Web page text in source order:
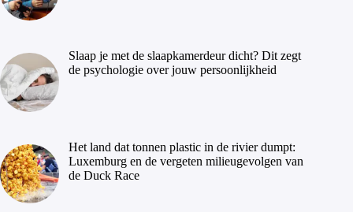
Slaap je met de slaapkamerdeur dicht? Dit zegt
de psychologie over jouw persoonlijkheid
Het land dat tonnen plastic in de rivier dumpt:
Luxemburg en de vergeten milieugevolgen van
de Duck Race